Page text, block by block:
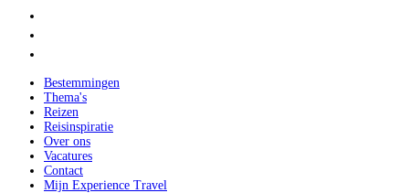
Bestemmingen
Thema's
Reizen
Reisinspiratie
Over ons
Vacatures
Contact
Mijn Experience Travel